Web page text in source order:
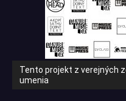
Tento projekt z verejných
umenia